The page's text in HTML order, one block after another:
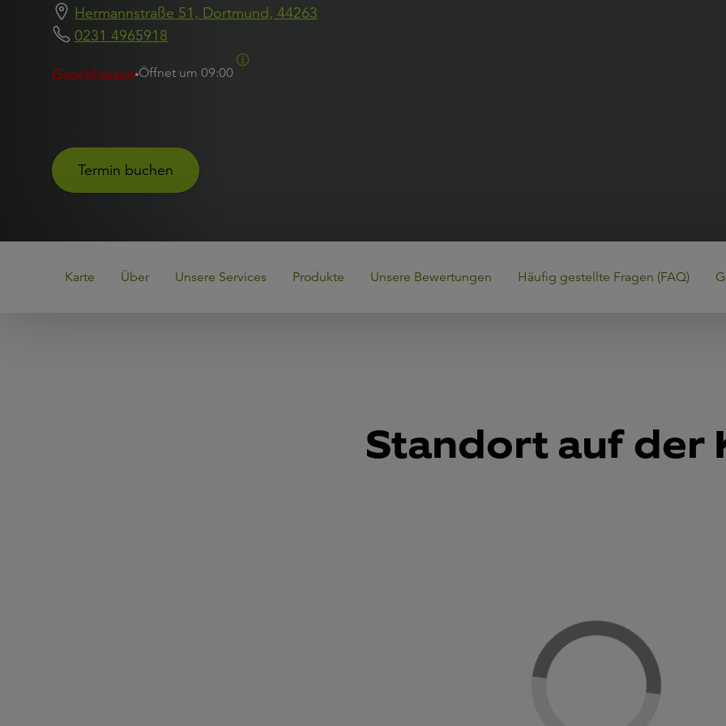
Hermannstraße 51, Dortmund, 44263
0231 4965918
Geschlossen Öffnet um 09:00
Termin buchen
Karte Über Unsere Services Produkte Unsere Bewertungen Häufig gestellte Fragen (FAQ)
Standort auf der
Loading...